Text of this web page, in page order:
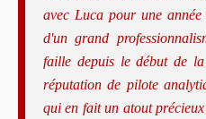
avec Luca pour une
d'un grand
faille depuis le début de
réputation de pilote
qui en fait un atout